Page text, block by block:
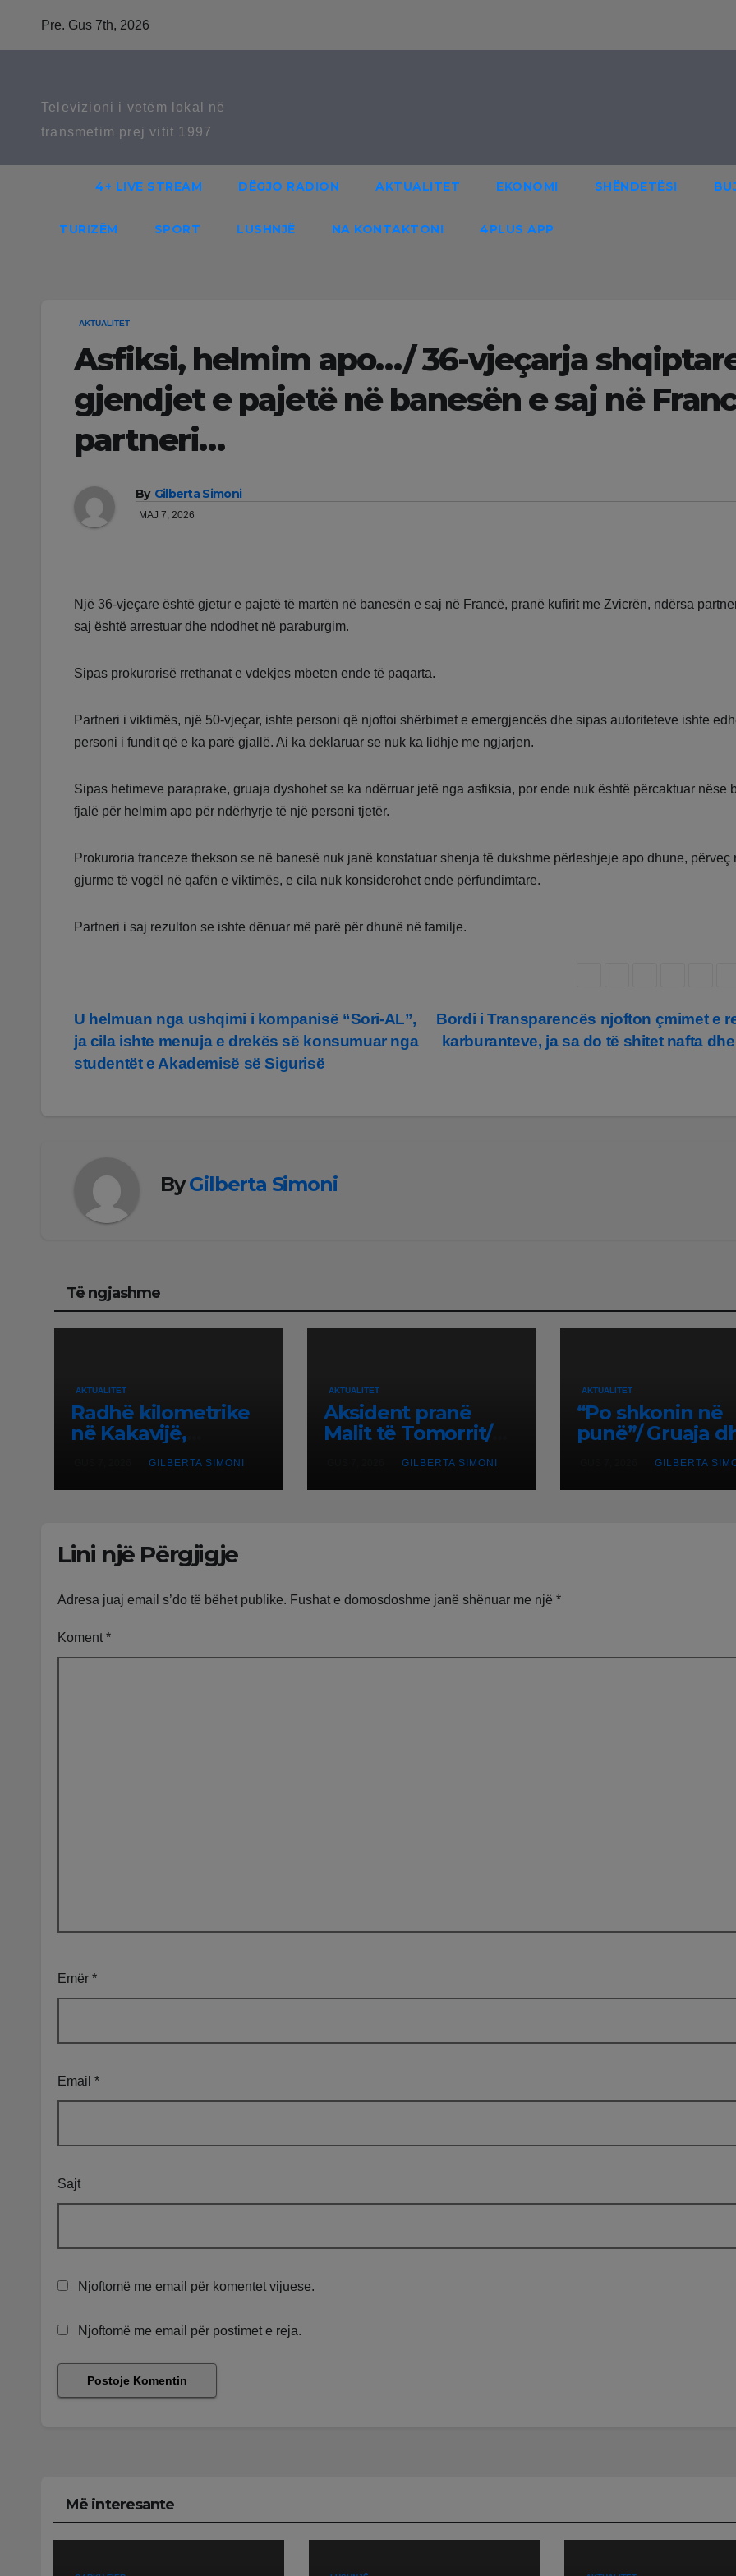
Pre. Gus 7th, 2026
Televizioni i vetëm lokal në
transmetim prej vitit 1997
4+ LIVE STREAM DËGJO RADION AKTUALITET EKONOMI SHËNDETËSI
TURIZËM SPORT LUSHNJË NA KONTAKTONI 4PLUS APP
AKTUALITET
Asfiksi, helmim apo…/ 36-vjeçarja
gjendjet e pajetë në banesën e saj në
partneri…
By Gilberta Simoni
MAJ 7, 2026
Një 36-vjeçare është gjetur e pajetë të martën në banesën e saj në Francë, pranë kufirit me Zvicrën, ndërsa
saj është arrestuar dhe ndodhet në paraburgim.
Sipas prokurorisë rrethanat e vdekjes mbeten ende të paqarta.
Partneri i viktimës, një 50-vjeçar, ishte personi që njoftoi shërbimet e emergjencës dhe sipas autoriteteve ishte
personi i fundit që e ka parë gjallë. Ai ka deklaruar se nuk ka lidhje me ngjarjen.
Sipas hetimeve paraprake, gruaja dyshohet se ka ndërruar jetë nga asfiksia, por ende nuk është përcaktuar nëse
fjalë për helmim apo për ndërhyrje të një personi tjetër.
Prokuroria franceze thekson se në banesë nuk janë konstatuar shenja të dukshme përleshjeje apo dhune, përveç
gjurme të vogël në qafën e viktimës, e cila nuk konsiderohet ende përfundimtare.
Partneri i saj rezulton se ishte dënuar më parë për dhunë në familje.
Lëvizje
te
Bordi i Transparencës njofton çmimet e
karburanteve, ja sa do të shitet nafta
U helmuan nga ushqimi i kompanisë “Sori-AL”,
ja cila ishte menuja e drekës së konsumuar nga
studentët e Akademisë së Sigurisë
ByGilberta Simoni
Të ngjashme
AKTUALITET
Radhë kilometrike
në Kakavijë,
qytetarët që
kthehen në
Shqipëri bllokohen
punon me ritme të
GILBERTA SIMONI
AKTUALITET
Aksident pranë
Malit të Tomorrit/
Makinës nuk i
punuan frenat dhe
doli nga rruga,
GILBERTA SIMONI
AKTUALITET
“Po shkonin në
punë”/ Gruaja
djali i vdiqën në
aksident,
në Greqi prek
GILBERTA
Lini një Përgjigje
Adresa juaj email s’do të bëhet publike. Fushat e domosdoshme janë shënuar me një *
Koment *
Emër *
Email *
Sajt
Njoftomë me email për komentet vijuese.
Njoftomë me email për postimet e reja.
Më interesante